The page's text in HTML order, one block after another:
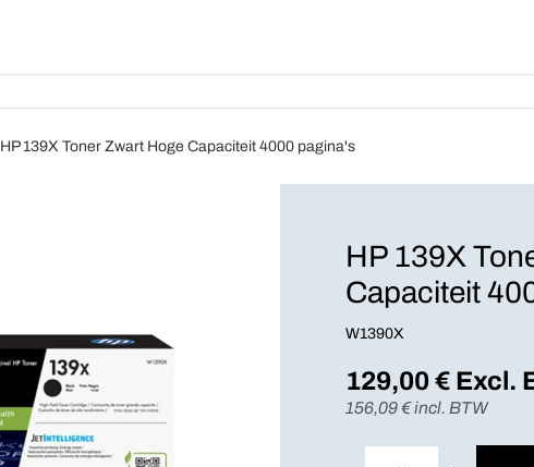
HP 139X Toner Zwart Hoge Capaciteit 4000 pagina's
HP 139X
Capaciteit
W1390X
129,00€ Excl.
156,09€ incl. BTW